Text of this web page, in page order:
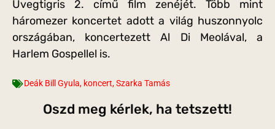
Üvegtigris 2. című film zenéjét. Több mint
háromezer koncertet adott a világ huszonnyolc
országában, koncertezett Al Di Meolával, a
Harlem Gospellel is.
Deák Bill Gyula, koncert,Szarka Tamás
Oszd meg kérlek, ha tetszett!